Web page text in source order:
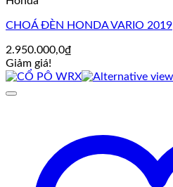
CHOÁ ĐÈN HONDA VARIO 2019
2.950.000,0₫
Giảm giá!